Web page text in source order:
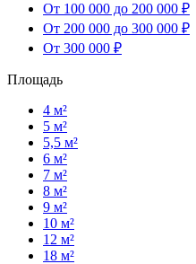
От 100 000 до 200 000 ₽
От 200 000 до 300 000 ₽
От 300 000 ₽
Площадь
4 м²
5 м²
5,5 м²
6 м²
7 м²
8 м²
9 м²
10 м²
12 м²
18 м²